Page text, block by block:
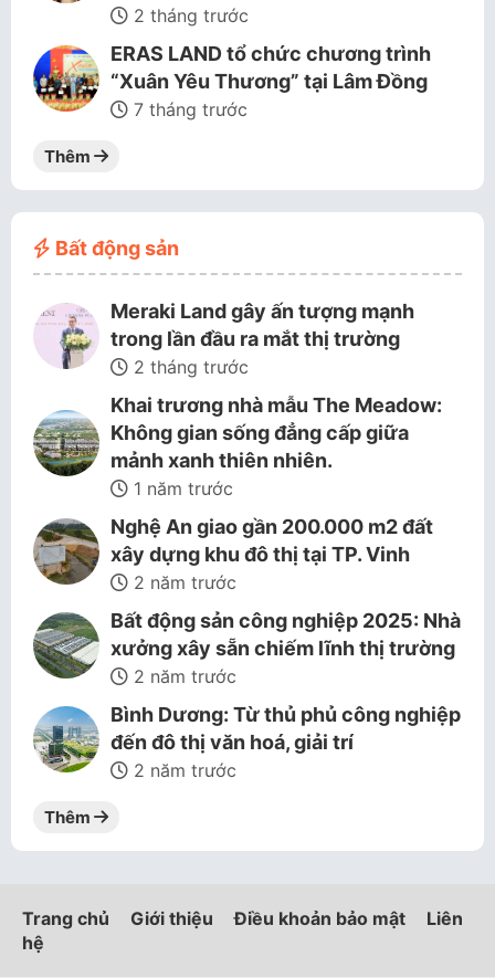
2 tháng trước
ERAS LAND tổ chức chương trình
“Xuân Yêu Thương” tại Lâm Đồng
7 tháng trước
Thêm
Bất động sản
Meraki Land gây ấn tượng mạnh
trong lần đầu ra mắt thị trường
2 tháng trước
Khai trương nhà mẫu The Meadow:
Không gian sống đẳng cấp giữa
mảnh xanh thiên nhiên.
1 năm trước
Nghệ An giao gần 200.000 m2 đất
xây dựng khu đô thị tại TP. Vinh
2 năm trước
Bất động sản công nghiệp 2025: Nhà
xưởng xây sẵn chiếm lĩnh thị trường
2 năm trước
Bình Dương: Từ thủ phủ công nghiệp
đến đô thị văn hoá, giải trí
2 năm trước
Thêm
Trang chủ Giới thiệu Điều khoản bảo mật
Liên
hệ